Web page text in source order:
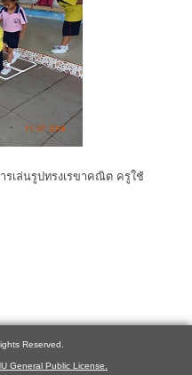
เล่นรูปทรงเรขาคณิต ครูใช้
Reserved.
General Public License.